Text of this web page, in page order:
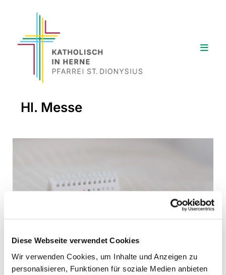
Diese Webseite verwendet Cookies
Wir verwenden Cookies, um Inhalte und Anzeigen zu
personalisieren, Funktionen für soziale Medien anbieten
Hl. Messe